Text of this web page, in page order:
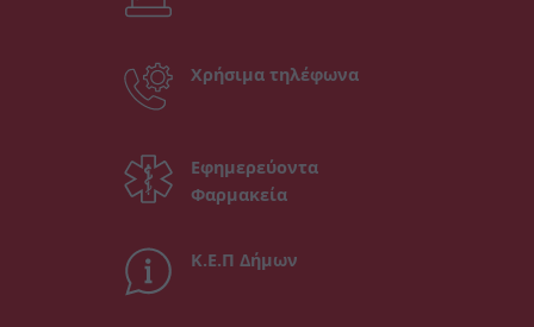
Χρήσιμα τηλέφωνα
Εφημερεύοντα
Φαρμακεία
Κ.Ε.Π Δήμων